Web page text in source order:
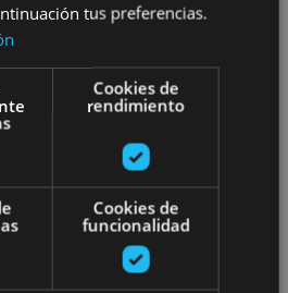
tus preferencias.
Cookies de
rendimiento
Cookies de
funcionalidad